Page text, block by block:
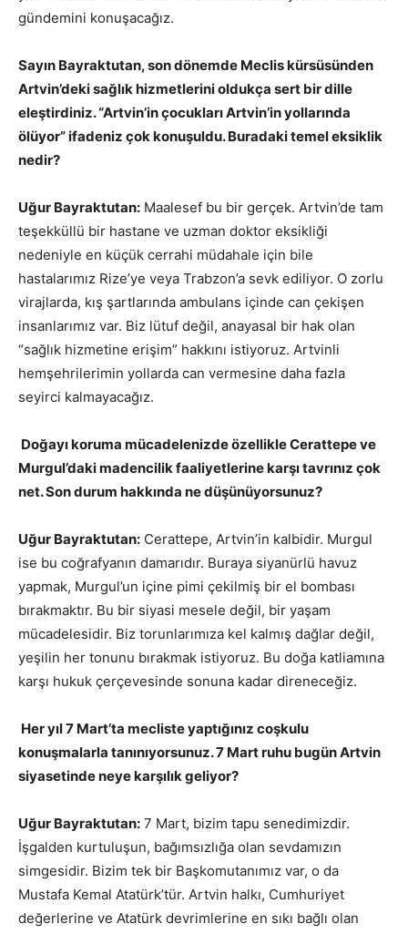
gündemini konuşacağız.
Sayın Bayraktutan, son dönemde Meclis kürsüsünden
Artvin’deki sağlık hizmetlerini oldukça sert bir dille
eleştirdiniz. “Artvin’in çocukları Artvin’in yollarında
ölüyor” ifadeniz çok konuşuldu. Buradaki temel eksiklik
nedir?
Uğur Bayraktutan: Maalesef bu bir gerçek. Artvin’de tam
teşekküllü bir hastane ve uzman doktor eksikliği
nedeniyle en küçük cerrahi müdahale için bile
hastalarımız Rize’ye veya Trabzon’a sevk ediliyor. O zorlu
virajlarda, kış şartlarında ambulans içinde can çekişen
insanlarımız var. Biz lütuf değil, anayasal bir hak olan
“sağlık hizmetine erişim” hakkını istiyoruz. Artvinli
hemşehrilerimin yollarda can vermesine daha fazla
seyirci kalmayacağız.
Doğayı koruma mücadelenizde özellikle Cerattepe ve
Murgul’daki madencilik faaliyetlerine karşı tavrınız çok
net. Son durum hakkında ne düşünüyorsunuz?
Uğur Bayraktutan: Cerattepe, Artvin’in kalbidir. Murgul
ise bu coğrafyanın damarıdır. Buraya siyanürlü havuz
yapmak, Murgul’un içine pimi çekilmiş bir el bombası
bırakmaktır. Bu bir siyasi mesele değil, bir yaşam
mücadelesidir. Biz torunlarımıza kel kalmış dağlar değil,
yeşilin her tonunu bırakmak istiyoruz. Bu doğa katliamına
karşı hukuk çerçevesinde sonuna kadar direneceğiz.
Her yıl 7 Mart’ta mecliste yaptığınız coşkulu
konuşmalarla tanınıyorsunuz. 7 Mart ruhu bugün Artvin
siyasetinde neye karşılık geliyor?
Uğur Bayraktutan: 7 Mart, bizim tapu senedimizdir.
İşgalden kurtuluşun, bağımsızlığa olan sevdamızın
simgesidir. Bizim tek bir Başkomutanımız var, o da
Mustafa Kemal Atatürk’tür. Artvin halkı, Cumhuriyet
değerlerine ve Atatürk devrimlerine en sıkı bağlı olan